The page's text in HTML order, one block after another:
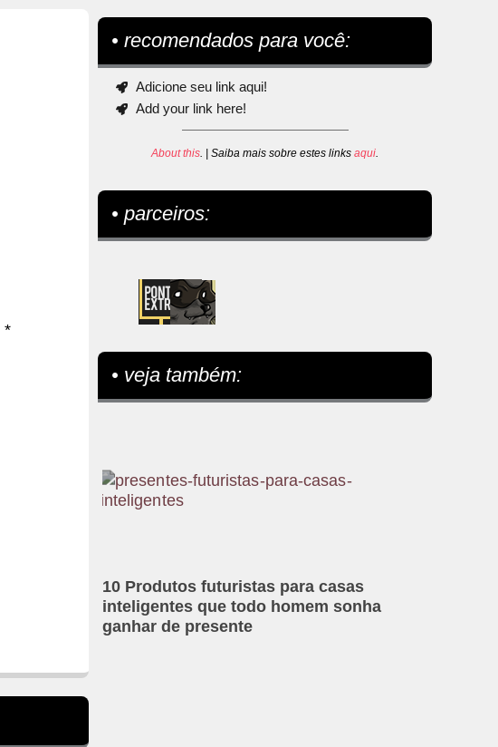
*
• recomendados para você:
Adicione seu link aqui!
Add your link here!
About this. | Saiba mais sobre estes linksaqui.
• parceiros:
• veja também:
10 Produtos futuristas para casas
inteligentes que todo homem sonha
ganhar de presente